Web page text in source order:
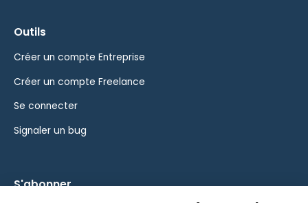
Outils
Créer un compte Entreprise
Créer un compte Freelance
Se connecter
Signaler un bug
S'abonner